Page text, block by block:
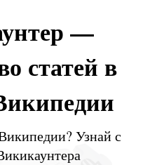
—
статей в
Узнай с